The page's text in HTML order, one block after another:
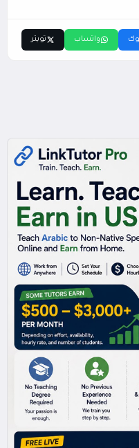
واتساب تويتر